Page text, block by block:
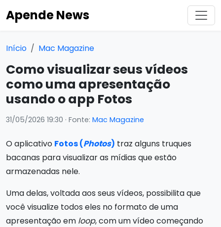
Apende News
Início Mac Magazine
Como visualizar seus vídeos
como uma apresentação
usando o app Fotos
31/05/2026 19:30 · Fonte: Mac Magazine
O aplicativo Fotos (Photos) traz alguns truques
bacanas para visualizar as mídias que estão
armazenadas nele.
Uma delas, voltada aos seus vídeos, possibilita que
você visualize todos eles no formato de uma
apresentação em loop, com um vídeo começando